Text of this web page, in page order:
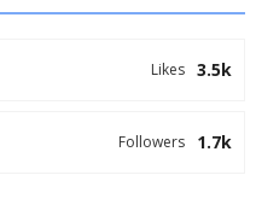
3.5k
Likes
1.7k
Followers